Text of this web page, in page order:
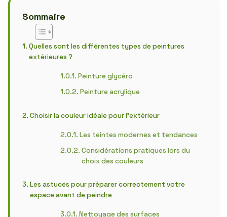
Sommaire
Quelles sont les différentes types de peintures
extérieures ?
Peinture glycéro
Peinture acrylique
Choisir la couleur idéale pour l’extérieur
Les teintes modernes et tendances
Considérations pratiques lors du
choix des couleurs
Les astuces pour préparer correctement votre
espace avant de peindre
Nettoyage des surfaces